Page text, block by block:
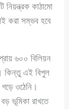
কাঠামো
করা সম্ভব হবে
৬০০ বিলিয়ন
কিন্তু এই বিপুল
ওঠেনি।
ভূমিকা রাখতে